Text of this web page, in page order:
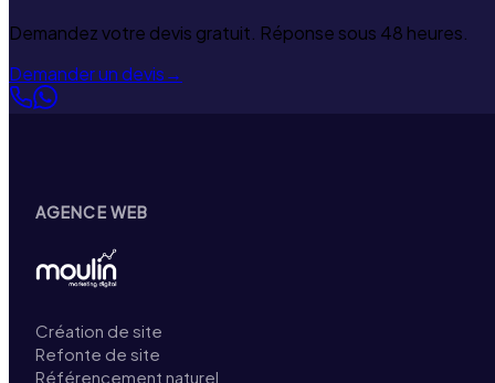
Demandez votre devis gratuit. Réponse sous 48 heures.
Demander un devis→
AGENCE WEB
Création de site
Refonte de site
Référencement naturel